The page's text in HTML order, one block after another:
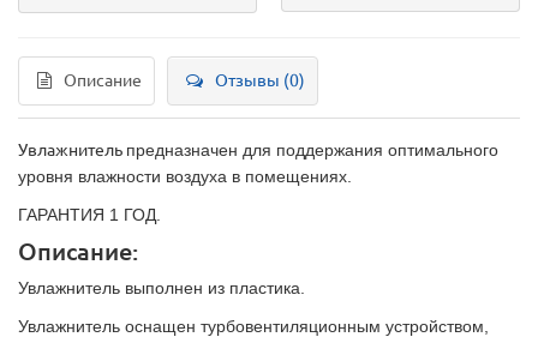
Описание Отзывы (0)
Увлажнитель предназначен для поддержания оптимального
уровня влажности воздуха в помещениях.
ГАРАНТИЯ 1 ГОД.
Описание:
Увлажнитель выполнен из пластика.
Увлажнитель оснащен турбовентиляционным устройством,